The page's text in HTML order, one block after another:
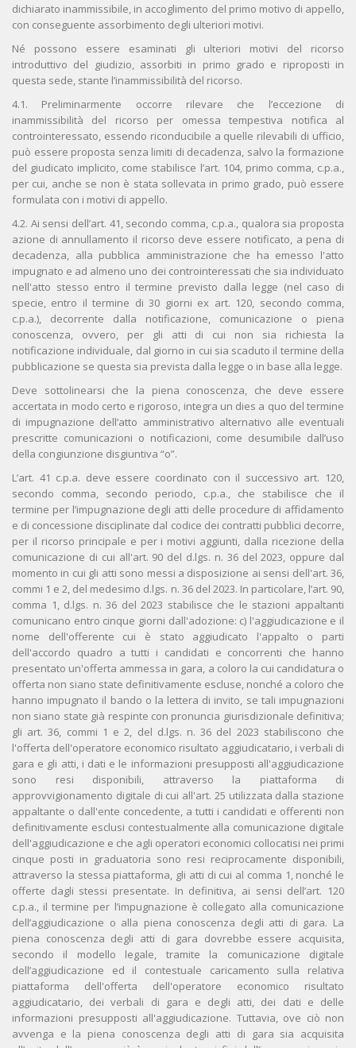
dichiarato inammissibile, in accoglimento del primo motivo di appello,
con conseguente assorbimento degli ulteriori motivi.
Né possono essere esaminati gli ulteriori motivi del ricorso
introduttivo del giudizio, assorbiti in primo grado e riproposti in
questa sede, stante l’inammissibilità del ricorso.
4.1. Preliminarmente occorre rilevare che l’eccezione di
inammissibilità del ricorso per omessa tempestiva notifica al
controinteressato, essendo riconducibile a quelle rilevabili di ufficio,
può essere proposta senza limiti di decadenza, salvo la formazione
del giudicato implicito, come stabilisce l’art. 104, primo comma, c.p.a.,
per cui, anche se non è stata sollevata in primo grado, può essere
formulata con i motivi di appello.
4.2. Ai sensi dell’art. 41, secondo comma, c.p.a., qualora sia proposta
azione di annullamento il ricorso deve essere notificato, a pena di
decadenza, alla pubblica amministrazione che ha emesso l'atto
impugnato e ad almeno uno dei controinteressati che sia individuato
nell'atto stesso entro il termine previsto dalla legge (nel caso di
specie, entro il termine di 30 giorni ex art. 120, secondo comma,
c.p.a.), decorrente dalla notificazione, comunicazione o piena
conoscenza, ovvero, per gli atti di cui non sia richiesta la
notificazione individuale, dal giorno in cui sia scaduto il termine della
pubblicazione se questa sia prevista dalla legge o in base alla legge.
Deve sottolinearsi che la piena conoscenza, che deve essere
accertata in modo certo e rigoroso, integra un dies a quo del termine
di impugnazione dell’atto amministrativo alternativo alle eventuali
prescritte comunicazioni o notificazioni, come desumibile dall’uso
della congiunzione disgiuntiva “o”.
L’art. 41 c.p.a. deve essere coordinato con il successivo art. 120,
secondo comma, secondo periodo, c.p.a., che stabilisce che il
termine per l’impugnazione degli atti delle procedure di affidamento
e di concessione disciplinate dal codice dei contratti pubblici decorre,
per il ricorso principale e per i motivi aggiunti, dalla ricezione della
comunicazione di cui all'art. 90 del d.lgs. n. 36 del 2023, oppure dal
momento in cui gli atti sono messi a disposizione ai sensi dell'art. 36,
commi 1 e 2, del medesimo d.lgs. n. 36 del 2023. In particolare, l’art. 90,
comma 1, d.lgs. n. 36 del 2023 stabilisce che le stazioni appaltanti
comunicano entro cinque giorni dall'adozione: c) l'aggiudicazione e il
nome dell'offerente cui è stato aggiudicato l'appalto o parti
dell'accordo quadro a tutti i candidati e concorrenti che hanno
presentato un'offerta ammessa in gara, a coloro la cui candidatura o
offerta non siano state definitivamente escluse, nonché a coloro che
hanno impugnato il bando o la lettera di invito, se tali impugnazioni
non siano state già respinte con pronuncia giurisdizionale definitiva;
gli art. 36, commi 1 e 2, del d.lgs. n. 36 del 2023 stabiliscono che
l'offerta dell'operatore economico risultato aggiudicatario, i verbali di
gara e gli atti, i dati e le informazioni presupposti all'aggiudicazione
sono resi disponibili, attraverso la piattaforma di
approvvigionamento digitale di cui all'art. 25 utilizzata dalla stazione
appaltante o dall'ente concedente, a tutti i candidati e offerenti non
definitivamente esclusi contestualmente alla comunicazione digitale
dell'aggiudicazione e che agli operatori economici collocatisi nei primi
cinque posti in graduatoria sono resi reciprocamente disponibili,
attraverso la stessa piattaforma, gli atti di cui al comma 1, nonché le
offerte dagli stessi presentate. In definitiva, ai sensi dell’art. 120
c.p.a., il termine per l’impugnazione è collegato alla comunicazione
dell’aggiudicazione o alla piena conoscenza degli atti di gara. La
piena conoscenza degli atti di gara dovrebbe essere acquisita,
secondo il modello legale, tramite la comunicazione digitale
dell’aggiudicazione ed il contestuale caricamento sulla relativa
piattaforma dell'offerta dell'operatore economico risultato
aggiudicatario, dei verbali di gara e degli atti, dei dati e delle
informazioni presupposti all'aggiudicazione. Tuttavia, ove ciò non
avvenga e la piena conoscenza degli atti di gara sia acquisita